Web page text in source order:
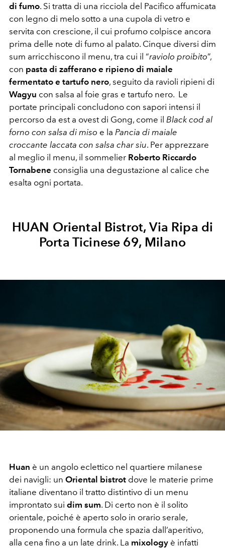
di fumo. Si tratta di una ricciola del Pacifico affumicata
con legno di melo sotto a una cupola di vetro e
servita con crescione, il cui profumo colpisce ancora
prima delle note di fumo al palato. Cinque diversi dim
sum arricchiscono il menu, tra cui il “raviolo proibito”,
con pasta di zafferano e ripieno di maiale
fermentato e tartufo nero, seguito da ravioli ripieni di
Wagyu con salsa al foie gras e tartufo nero. Le
portate principali concludono con sapori intensi il
percorso da est a ovest di Gong, come il Black cod al
forno con salsa di miso e la Pancia di maiale
croccante laccata con salsa char siu. Per apprezzare
al meglio il menu, il sommelier Roberto Riccardo
Tornabene consiglia una degustazione al calice che
esalta ogni portata.
HUAN Oriental Bistrot, Via Ripa di
Porta Ticinese 69, Milano
Huan è un angolo eclettico nel quartiere milanese
dei navigli: un Oriental bistrot dove le materie prime
italiane diventano il tratto distintivo di un menu
improntato sui dim sum. Di certo non è il solito
orientale, poiché è aperto solo in orario serale,
proponendo una formula che spazia dall’aperitivo,
alla cena fino a un late drink. La mixology è infatti